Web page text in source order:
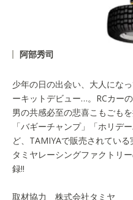
阿部秀司
少年の日の出会い、大人にな
ーキットデビュー…。RCカー
男の共感必至の悲喜こもごも
「バギーチャンプ」「ホリデ
ど、TAMIYAで販売されてい
タミヤレーシングファクトリ
録!!
取材協力 株式会社タミヤ